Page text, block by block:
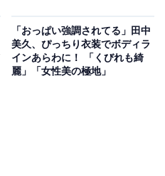
「おっぱい強調されてる」田中
美久、ぴっちり衣装でボディラ
インあらわに！ 「くびれも綺
麗」「女性美の極地」